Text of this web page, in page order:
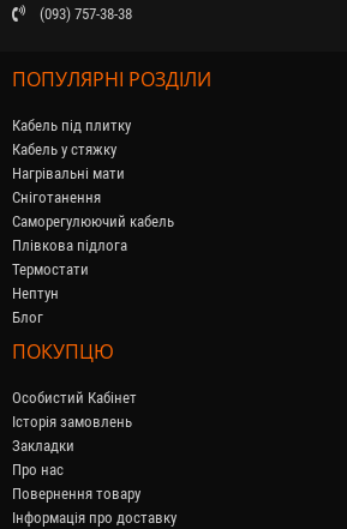
(093) 757-38-38
ПОПУЛЯРНІ РОЗДІЛИ
Кабель під плитку
Кабель у стяжку
Нагрівальні мати
Сніготанення
Саморегулюючий кабель
Плівкова підлога
Термостати
Нептун
Блог
ПОКУПЦЮ
Особистий Кабінет
Історія замовлень
Закладки
Про нас
Повернення товару
Інформація про доставку